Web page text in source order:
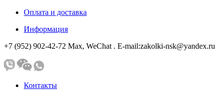
Оплата и доставка
Информация
+7 (952) 902-42-72 Мах, WeChat . E-mail:zakolki-nsk@yandex.ru
Контакты